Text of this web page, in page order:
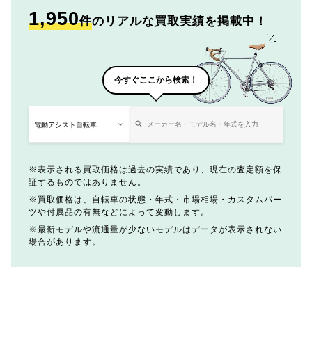
1,950件のリアルな買取実績を掲載中！
今すぐここから検索！
表示される買取価格は過去の実績であり、現在の査定額を保
証するものではありません。
買取価格は、自転車の状態・年式・市場相場・カスタムパー
ツや付属品の有無などによって変動します。
最新モデルや流通量が少ないモデルはデータが表示されない
場合があります。